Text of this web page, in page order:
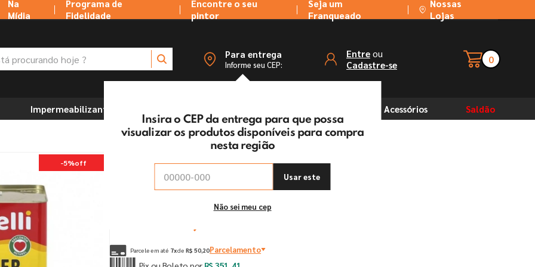
Na
Mídia
Programa de
Fidelidade
Encontre o seu
pintor
Seja um
Franqueado
Nossas
Lojas
Para entrega
Informe seu CEP:
Insira o CEP da entrega para que possa
visualizar os produtos disponíveis para compra
nesta região
Usar este
Não sei meu cep
Entre ou
Cadastre-se 0
Impermeabilizantes Acessórios Saldão
-5%off Thinner 18L 8800 Natrielli
Vendido e entregue por:Tintas MC Ltda
Parcele em até 7xde R$ 50,20Parcelamento